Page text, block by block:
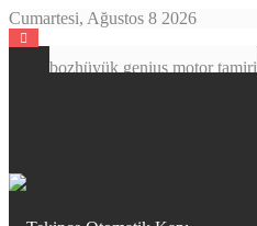
Cumartesi, Ağustos 8 2026
bozhüyük genius motor tamiri